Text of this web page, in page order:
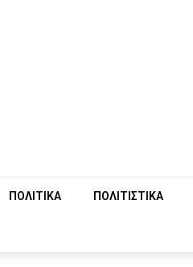
ΠΟΛΙΤΙΚΑ ΠΟΛΙΤΙΣΤΙΚΑ